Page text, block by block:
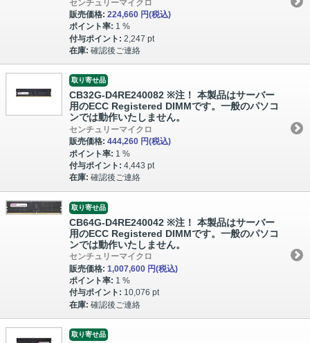
センチュリーマイクロ
販売価格: 224,660 円(税込)
ポイント率: 1 %
付与ポイント: 2,247 pt
在庫: 確認後ご連絡
取り寄せ品
CB32G-D4RE240082 ※注！ 本製品はサーバー
用のECC Registered DIMMです。一般のパソコ
ンでは動作いたしません。
センチュリーマイクロ
販売価格: 444,260 円(税込)
ポイント率: 1 %
付与ポイント: 4,443 pt
在庫: 確認後ご連絡
取り寄せ品
CB64G-D4RE240042 ※注！ 本製品はサーバー
用のECC Registered DIMMです。一般のパソコ
ンでは動作いたしません。
センチュリーマイクロ
販売価格: 1,007,600 円(税込)
ポイント率: 1 %
付与ポイント: 10,076 pt
在庫: 確認後ご連絡
取り寄せ品